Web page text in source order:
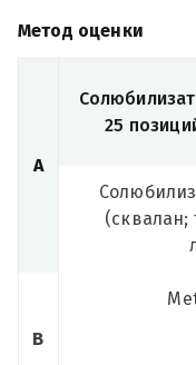
Метод оценки
A
25
B